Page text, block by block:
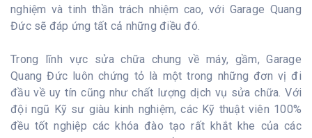
nghiệm và tinh thần trách nhiệm cao, với Garage Quang
Đức sẽ đáp ứng tất cả những điều đó.
Trong lĩnh vực sửa chữa chung về máy, gầm, Garage
Quang Đức luôn chứng tỏ là một trong những đơn vị đi
đầu về uy tín cũng như chất lượng dịch vụ sửa chữa. Với
đội ngũ Kỹ sư giàu kinh nghiệm, các Kỹ thuật viên 100%
đều tốt nghiệp các khóa đào tạo rất khắt khe của các